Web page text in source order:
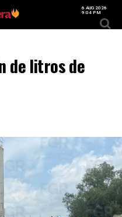
6 AUG 2026
9:04 PM
de litros de